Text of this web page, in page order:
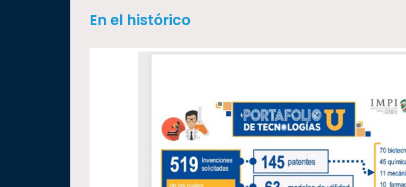
En el histórico